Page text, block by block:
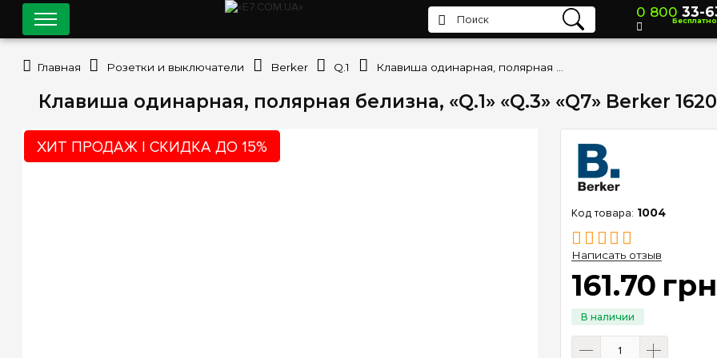
Клавиша одинарная, полярная белизна, «Q.1» «Q.3» «Q7» Berker
ХИТ ПРОДАЖ | СКИДКА ДО 15%
1004
Написать отзыв
161.70 грн
0 800 33-
Бесплатно
Главная Розетки и выключатели Berker Q.1